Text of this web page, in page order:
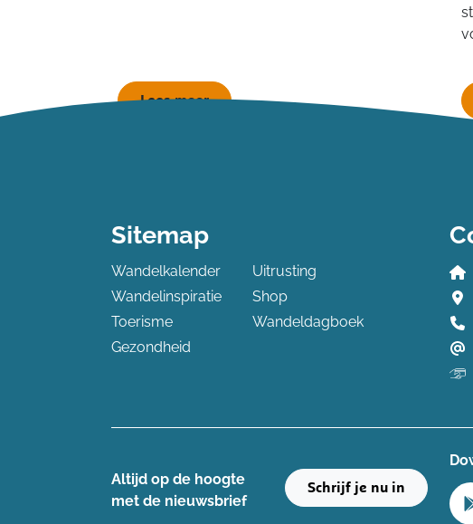
Lees meer
Sitemap
Wandelkalender
Wandelinspiratie
Toerisme
Gezondheid
Uitrusting
Shop
Wandeldagboek
Altijd op de hoogte ​
met de nieuwsbrief
Schrijf je nu in